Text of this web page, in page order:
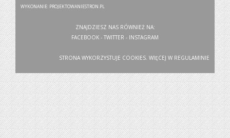
WYKONANIE: PROJEKTOWANIESTRON.PL
ZNAJDZIESZ NAS RÓWNIEŻ NA:
FACEBOOK - TWITTER - INSTAGRAM
STRONA WYKORZYSTUJE COOKIES. WIĘCEJ W REGULAMINIE